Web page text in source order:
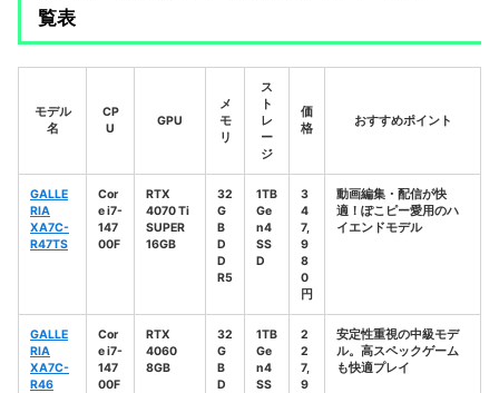
覧表
モデル
名
CP
U
GPU
メ
モ
リ
ス
ト
レ
ー
ジ
価
格
おすすめポイント
GALLE
RIA
XA7C-
R47TS
Cor
e i7-
147
00F
RTX
4070 Ti
SUPER
16GB
32
G
B
D
D
R5
1TB
Ge
n4
SS
D
3
4
7,
9
8
0
円
動画編集・配信が快
適！ぽこピー愛用のハ
イエンドモデル
GALLE
RIA
XA7C-
R46
Cor
e i7-
147
00F
RTX
4060
8GB
32
G
B
D
1TB
Ge
n4
SS
2
2
7,
9
安定性重視の中級モデ
ル。高スペックゲーム
も快適プレイ